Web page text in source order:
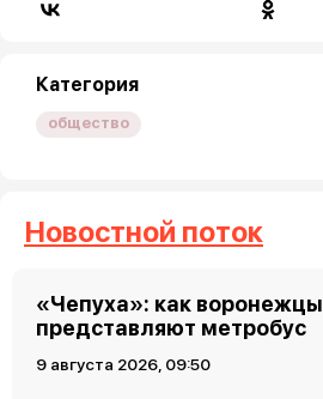
Категория
общество
Новостной поток
«Чепуха»: как воронежцы
представляют метробус
9 августа 2026, 09:50